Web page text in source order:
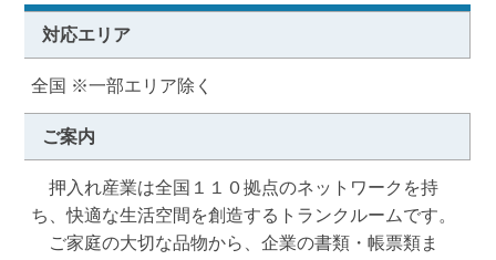
対応エリア
全国 ※一部エリア除く
ご案内
押入れ産業は全国１１０拠点のネットワークを持
ち、快適な生活空間を創造するトランクルームです。
ご家庭の大切な品物から、企業の書類・帳票類ま